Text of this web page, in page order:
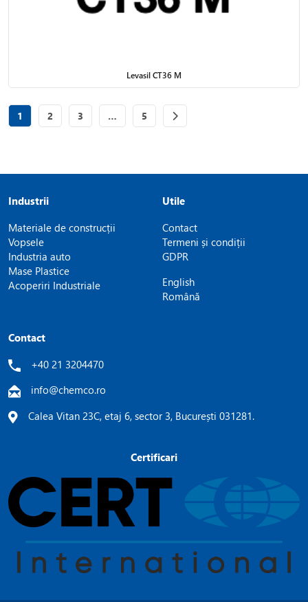
Levasil CT36 M
Page
1 Page
2 Page
3 … Page
5
Industrii
Materiale de construcții
Vopsele
Industria auto
Mase Plastice
Acoperiri Industriale
Utile
Contact
Termeni și condiții
GDPR
English
Română
Contact
+40 21 3204470
info@chemco.ro
Calea Vitan 23C, etaj 6, sector 3, București 031281.
Certificari